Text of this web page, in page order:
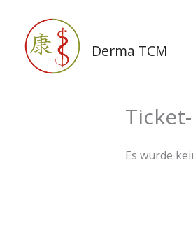
Inhalt
springen
Derma TCM
Es wurde